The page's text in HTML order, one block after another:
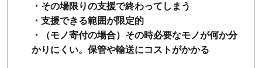
・その場限りの支援で終わってしまう
・支援できる範囲が限定的
・（モノ寄付の場合）その時必要なモノが何か分
かりにくい。保管や輸送にコストがかかる